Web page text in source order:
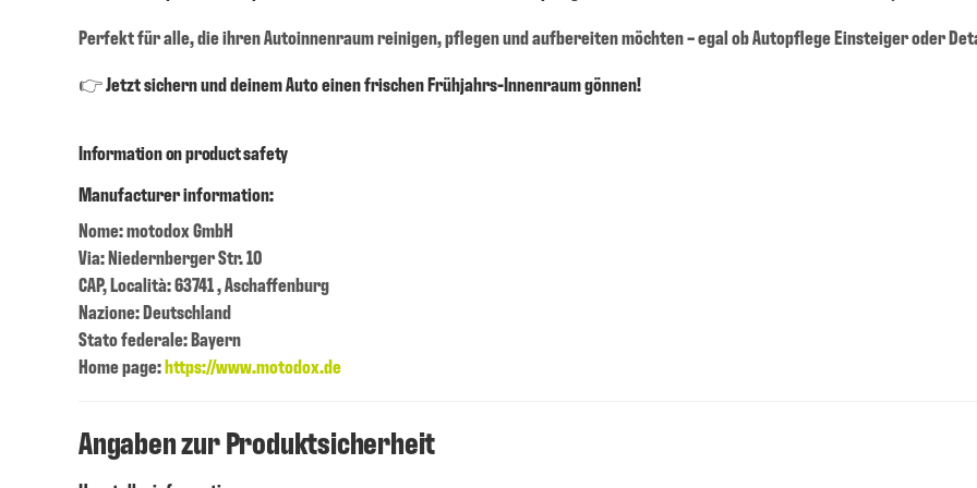
Perfekt für alle, die ihren Autoinnenraum reinigen, pflegen und aufbereiten möchten – egal ob Autopflege Einsteiger oder
👉Jetzt sichern und deinem Auto einen frischen Frühjahrs-Innenraum gönnen!
Information on product safety
Manufacturer information:
Nome: motodox GmbH
Via: Niedernberger Str. 10
CAP, Località: 63741 , Aschaffenburg
Nazione: Deutschland
Stato federale: Bayern
Home page:https://www.motodox.de
Angaben zur Produktsicherheit